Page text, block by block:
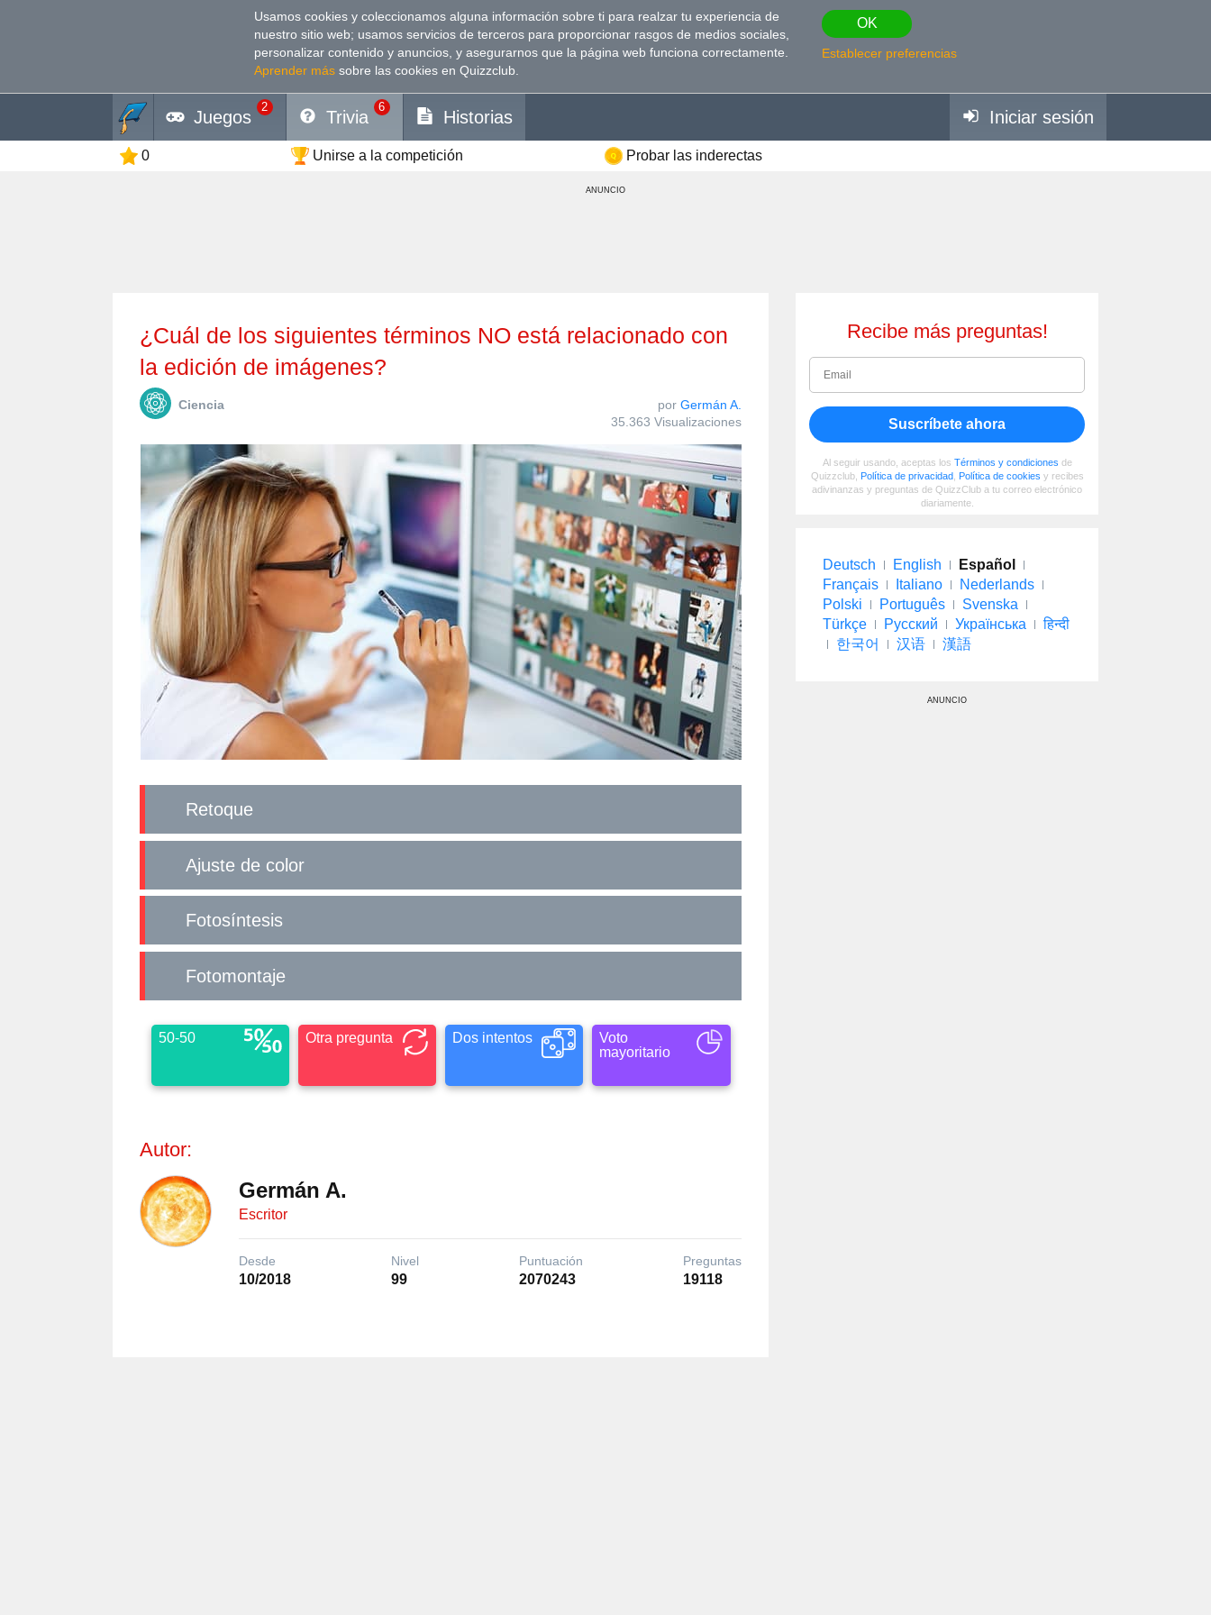
Usamos cookies y coleccionamos alguna información sobre ti para realzar tu experiencia de
nuestro sitio web; usamos servicios de terceros para proporcionar rasgos de medios sociales,
personalizar contenido y anuncios, y asegurarnos que la página web funciona correctamente.
Aprender más sobre las cookies en Quizzclub.
OK
Establecer preferencias
Juegos
2
Trivia
6
Historias Iniciar sesión
0 Unirse a la competición Probar las inderectas
ANUNCIO
¿Cuál de los siguientes términos NO está relacionado con
la edición de imágenes?
Сiencia por Germán A.
35.363 Visualizaciones
Retoque
Ajuste de color
Fotosíntesis
Fotomontaje
50-50 Otra pregunta Dos intentos
Voto
mayoritario
Autor:
Germán A.
Escritor
Desde
10/2018
Nivel
99
Puntuación
2070243
Preguntas
19118
Recibe más preguntas!
Suscríbete ahora
Al seguir usando, aceptas los Términos y condiciones de
Quizzclub, Política de privacidad, Política de cookies y recibes
adivinanzas y preguntas de QuizzClub a tu correo electrónico
diariamente.
Deutsch English
Español
Français
Italiano
Nederlands
Polski
Português
Svenska
Türkçe
Русский Українська
हिन्दी
한국어
汉语 漢語
ANUNCIO